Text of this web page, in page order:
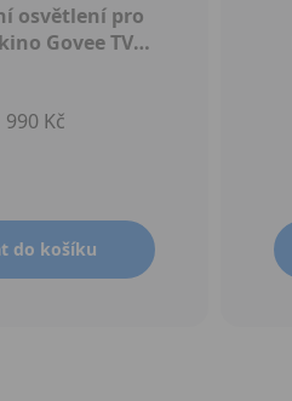
osvětlení pro
Govee TV
990 Kč
do košíku